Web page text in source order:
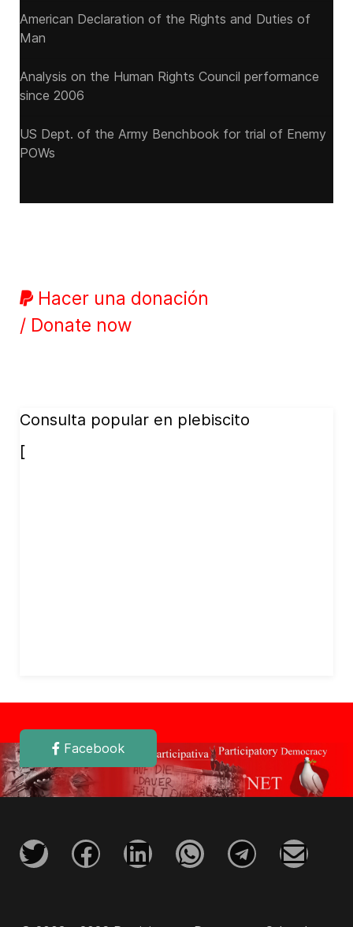
American Declaration of the Rights and Duties of
Man
Analysis on the Human Rights Council performance
since 2006
US Dept. of the Army Benchbook for trial of Enemy
POWs
Hacer una donación
/ Donate now
Consulta popular en plebiscito
[
Facebook